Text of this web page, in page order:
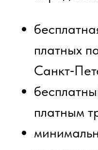
2. расширенная
практика зарядки
на зарядном хабе
(финансовая
составляющая), тест